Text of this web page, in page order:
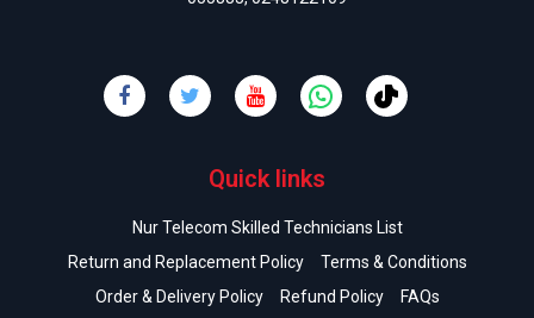
Quick links
Nur Telecom Skilled Technicians List
Return and Replacement Policy
Terms & Conditions
Order & Delivery Policy
Refund Policy FAQs